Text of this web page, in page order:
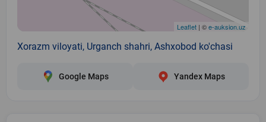
Leaflet | ©e-auksion.uz
Xorazm viloyati, Urganch shahri, Ashxobod ko'chasi
Google Maps Yandex Maps